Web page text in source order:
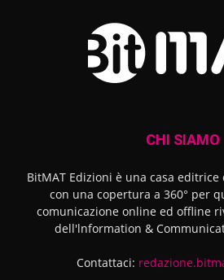
CHI SIAMO
BitMAT Edizioni è una casa
con una copertura a 360° per
comunicazione online ed offline
dell'lnformation &
Contattaci: